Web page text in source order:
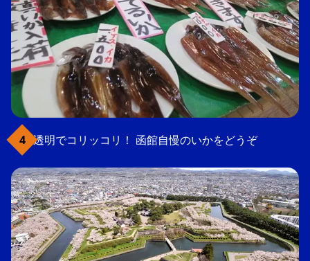
透明でコリッコリ！ 函館自慢のいかをどうぞ